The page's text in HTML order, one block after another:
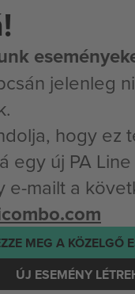
jelenleg
hogy ez
egy új PA
e-mailt a
MEG A KÖZELGŐ
ÚJ ESEMÉNY